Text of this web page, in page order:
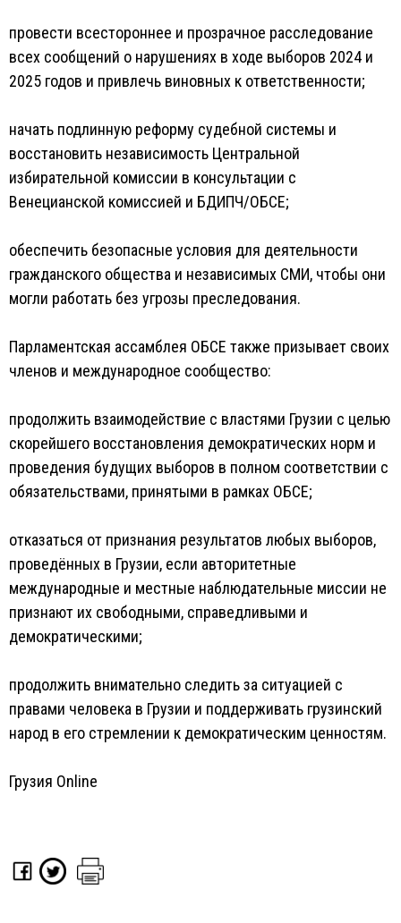
провести всестороннее и прозрачное расследование
всех сообщений о нарушениях в ходе выборов 2024 и
2025 годов и привлечь виновных к ответственности;
начать подлинную реформу судебной системы и
восстановить независимость Центральной
избирательной комиссии в консультации с
Венецианской комиссией и БДИПЧ/ОБСЕ;
обеспечить безопасные условия для деятельности
гражданского общества и независимых СМИ, чтобы они
могли работать без угрозы преследования.
Парламентская ассамблея ОБСЕ также призывает своих
членов и международное сообщество:
продолжить взаимодействие с властями Грузии с целью
скорейшего восстановления демократических норм и
проведения будущих выборов в полном соответствии с
обязательствами, принятыми в рамках ОБСЕ;
отказаться от признания результатов любых выборов,
проведённых в Грузии, если авторитетные
международные и местные наблюдательные миссии не
признают их свободными, справедливыми и
демократическими;
продолжить внимательно следить за ситуацией с
правами человека в Грузии и поддерживать грузинский
народ в его стремлении к демократическим ценностям.
Грузия Online